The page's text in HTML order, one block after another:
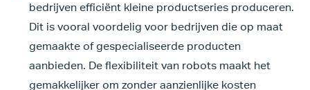
bedrijven efficiënt kleine productseries produceren.
Dit is vooral voordelig voor bedrijven die op maat
gemaakte of gespecialiseerde producten
aanbieden. De flexibiliteit van robots maakt het
gemakkelijker om zonder aanzienlijke kosten